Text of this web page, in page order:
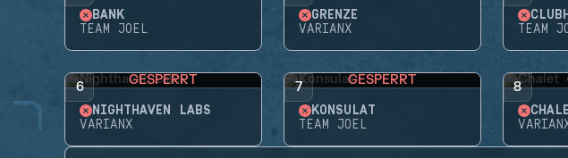
BANK
TEAM JOEL
GRENZE
VARIANX
TEAM
6 GESPERRT
NIGHTHAVEN LABS
VARIANX
7 GESPERRT
KONSULAT
TEAM JOEL
8